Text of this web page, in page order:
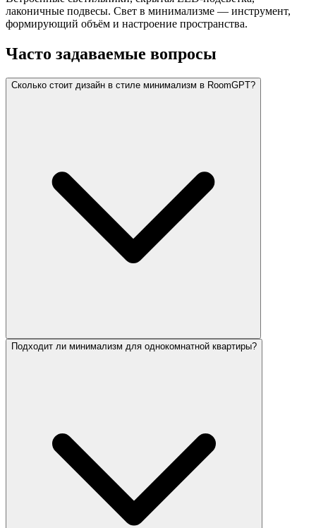
лаконичные подвесы. Свет в минимализме — инструмент,
формирующий объём и настроение пространства.
Часто задаваемые вопросы
Сколько стоит дизайн в стиле минимализм в RoomGPT?
Подходит ли минимализм для однокомнатной квартиры?